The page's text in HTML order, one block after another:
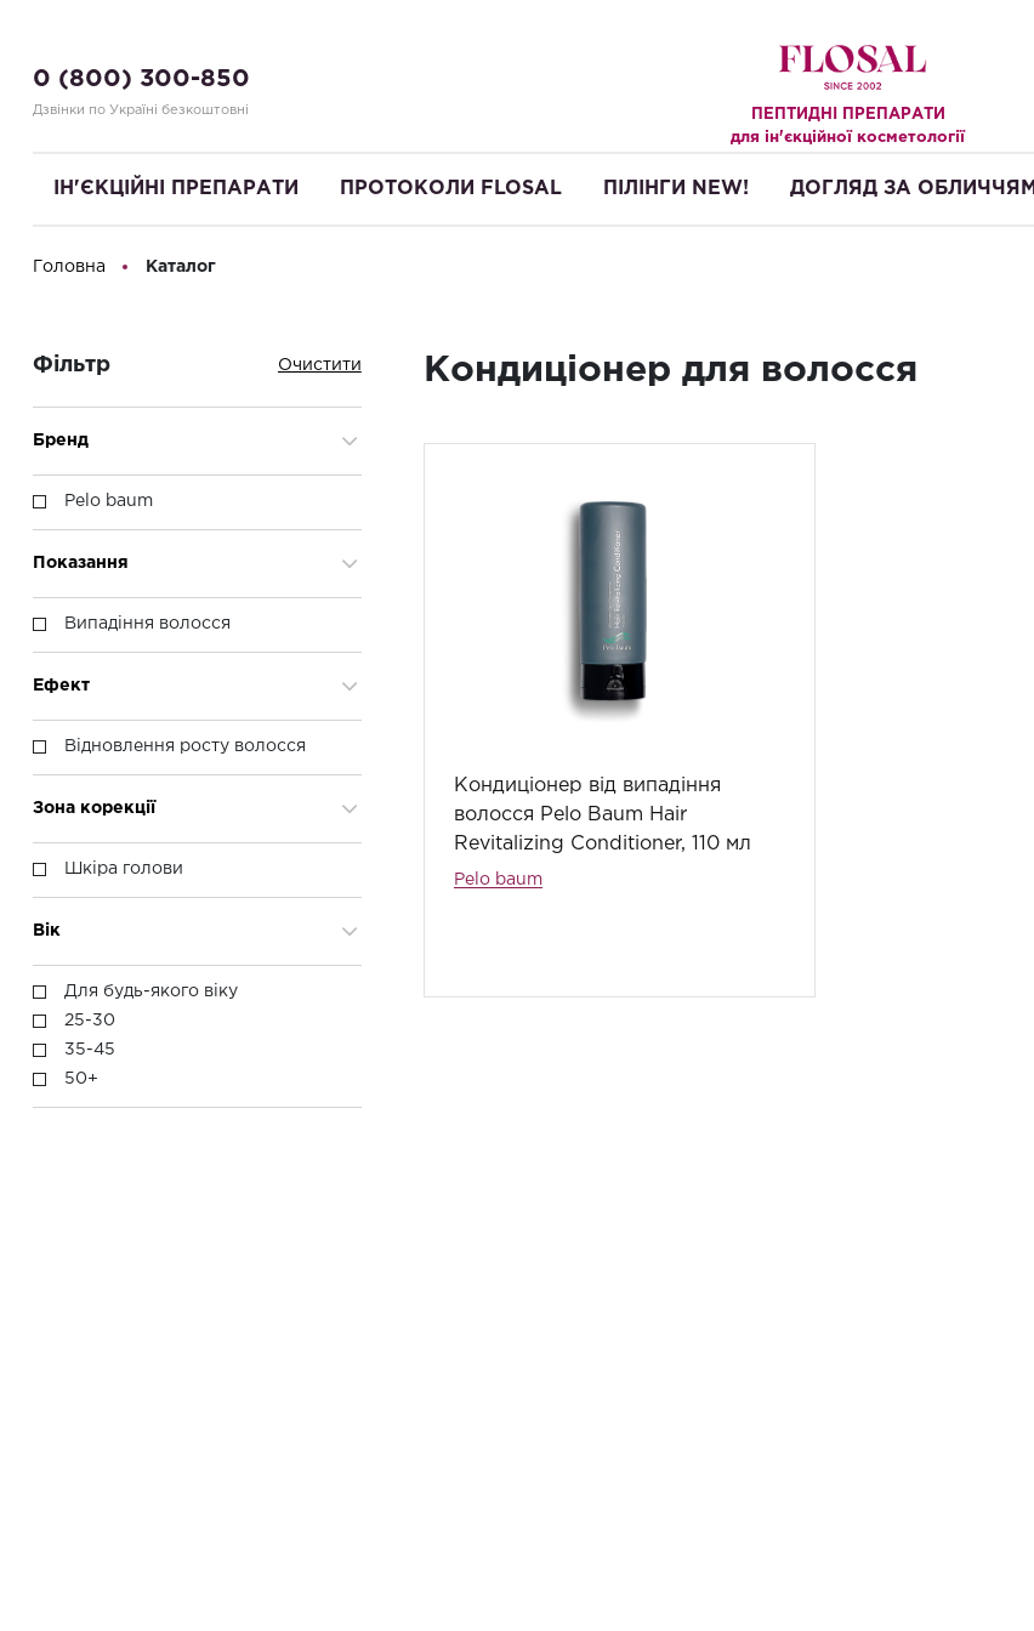
0 (800) 300-850
Дзвінки по Україні безкоштовні
ПЕПТИДНІ ПРЕПАРАТИ
для ін'єкційної косметології
ІН'ЄКЦІЙНІ ПРЕПАРАТИ ПРОТОКОЛИ FLOSAL ПІЛІНГИ NEW! ДОГЛЯД ЗА ОБЛИЧЧЯМ
Головна Каталог
Фільтр
Бренд
Pelo baum
Показання
Випадіння волосся
Ефект
Відновлення росту волосся
Зона корекції
Шкіра голови
Вік
Для будь-якого віку
25-30
35-45
50+
Кондиціонер для волосся
Кондиціонер від випадіння
волосся Pelo Baum Hair
Revitalizing Conditioner, 110 мл
Pelo baum